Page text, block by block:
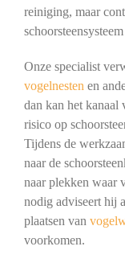
reiniging, maar
Onze specialist
vogelnesten en
dan kan het kanaal
risico op
Tijdens de
naar de
naar plekken waar
nodig adviseert hij
plaatsen van
voorkomen.